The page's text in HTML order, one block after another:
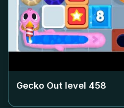
Gecko Out level 458